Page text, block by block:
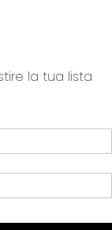
la tua lista